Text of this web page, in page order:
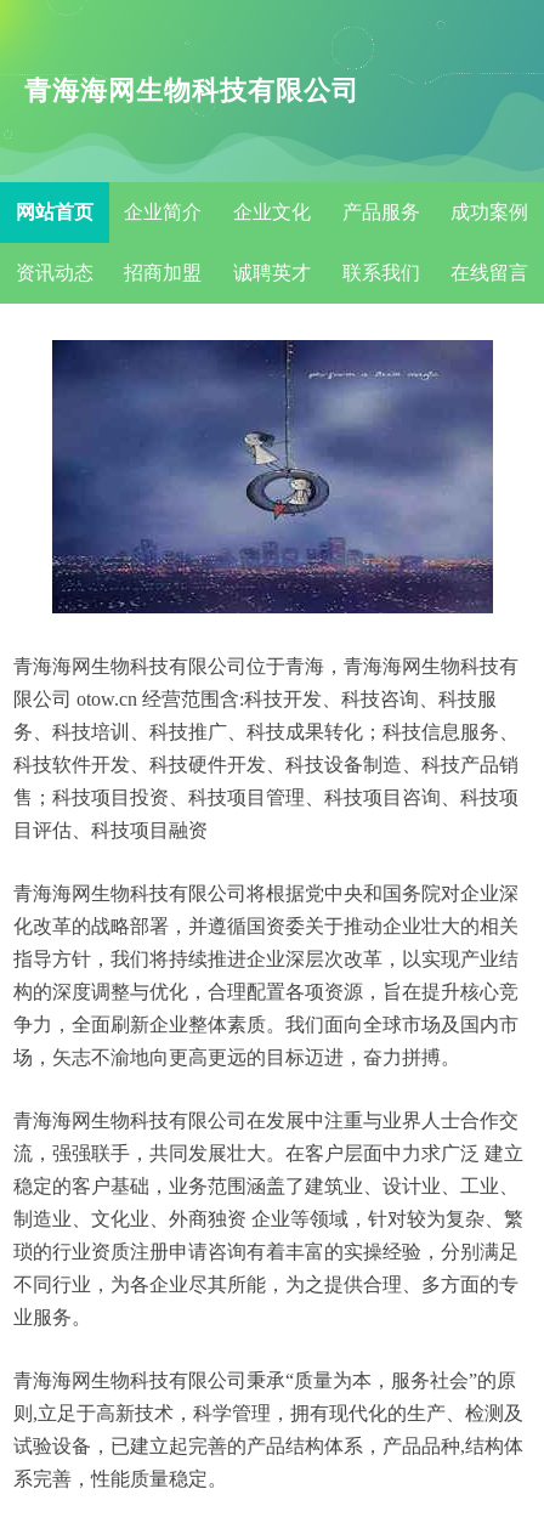
青海海网生物科技有限公司
网站首页 企业简介 企业文化 产品服务 成功案例
资讯动态 招商加盟 诚聘英才 联系我们 在线留言
青海海网生物科技有限公司位于青海，青海海网生物科技有
限公司 otow.cn 经营范围含:科技开发、科技咨询、科技服
务、科技培训、科技推广、科技成果转化；科技信息服务、
科技软件开发、科技硬件开发、科技设备制造、科技产品销
售；科技项目投资、科技项目管理、科技项目咨询、科技项
目评估、科技项目融资
青海海网生物科技有限公司将根据党中央和国务院对企业深
化改革的战略部署，并遵循国资委关于推动企业壮大的相关
指导方针，我们将持续推进企业深层次改革，以实现产业结
构的深度调整与优化，合理配置各项资源，旨在提升核心竞
争力，全面刷新企业整体素质。我们面向全球市场及国内市
场，矢志不渝地向更高更远的目标迈进，奋力拼搏。
青海海网生物科技有限公司在发展中注重与业界人士合作交
流，强强联手，共同发展壮大。在客户层面中力求广泛 建立
稳定的客户基础，业务范围涵盖了建筑业、设计业、工业、
制造业、文化业、外商独资 企业等领域，针对较为复杂、繁
琐的行业资质注册申请咨询有着丰富的实操经验，分别满足
不同行业，为各企业尽其所能，为之提供合理、多方面的专
业服务。
青海海网生物科技有限公司秉承“质量为本，服务社会”的原
则,立足于高新技术，科学管理，拥有现代化的生产、检测及
试验设备，已建立起完善的产品结构体系，产品品种,结构体
系完善，性能质量稳定。